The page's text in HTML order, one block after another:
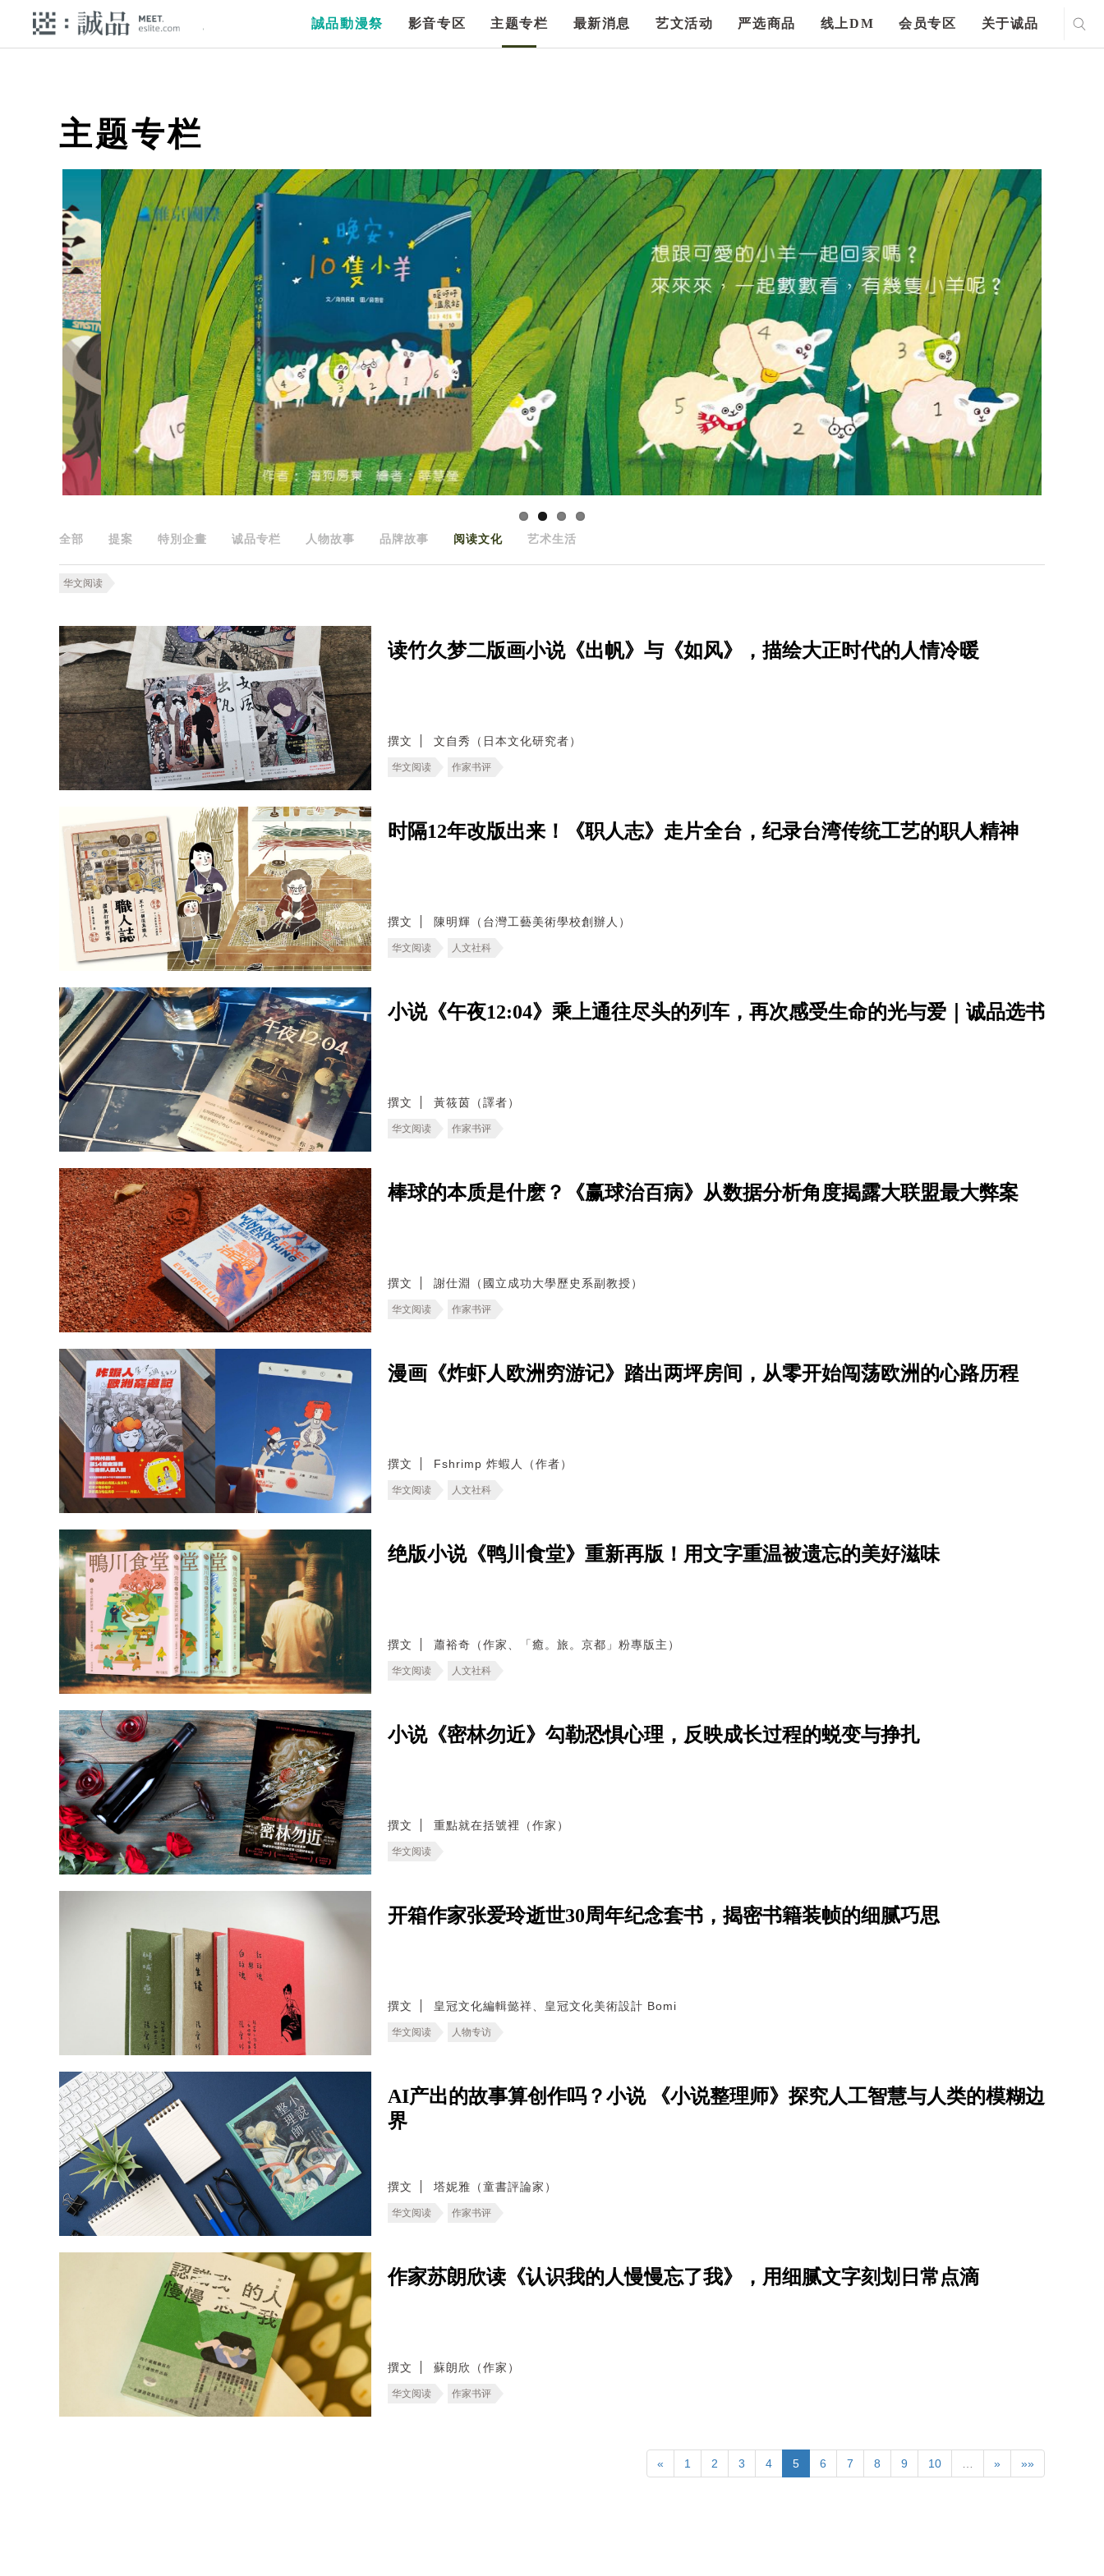
誠品動漫祭 影音专区 主题专栏 最新消息 艺文活动 严选商品 线上DM 会员专区 关于诚品
主题专栏
全部 提案 特別企畫 诚品专栏 人物故事 品牌故事 阅读文化 艺术生活
华文阅读
读竹久梦二版画小说《出帆》与《如风》，描绘大正时代的人情冷暖
撰文 文自秀（日本文化研究者）
华文阅读 作家书评
时隔12年改版出来！《职人志》走片全台，纪录台湾传统工艺的职人精神
撰文 陳明輝（台灣工藝美術學校創辦人）
华文阅读 人文社科
小说《午夜12:04》乘上通往尽头的列车，再次感受生命的光与爱｜诚品选书
撰文 黃筱茵（譯者）
华文阅读 作家书评
棒球的本质是什麽？《赢球治百病》从数据分析角度揭露大联盟最大弊案
撰文 謝仕淵（國立成功大學歷史系副教授）
华文阅读 作家书评
漫画《炸虾人欧洲穷游记》踏出两坪房间，从零开始闯荡欧洲的心路历程
撰文 Fshrimp 炸蝦人（作者）
华文阅读 人文社科
绝版小说《鸭川食堂》重新再版！用文字重温被遗忘的美好滋味
撰文 蕭裕奇（作家、「癒。旅。京都」粉專版主）
华文阅读 人文社科
小说《密林勿近》勾勒恐惧心理，反映成长过程的蜕变与挣扎
撰文 重點就在括號裡（作家）
华文阅读
开箱作家张爱玲逝世30周年纪念套书，揭密书籍装帧的细腻巧思
撰文 皇冠文化編輯懿祥、皇冠文化美術設計 Bomi
华文阅读 人物专访
AI产出的故事算创作吗？小说 《小说整理师》探究人工智慧与人类的模糊边
界
撰文 塔妮雅（童書評論家）
华文阅读 作家书评
作家苏朗欣读《认识我的人慢慢忘了我》，用细腻文字刻划日常点滴
撰文 蘇朗欣（作家）
华文阅读 作家书评
« 1 2 3 4 5 6 7 8 9 10 … » »»